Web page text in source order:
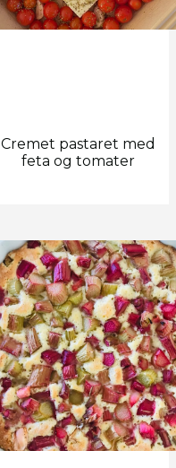
Cremet pastaret med
feta og tomater